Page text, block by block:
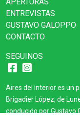
ENTREVISTAS
GUSTAVO GALOPPO
CONTACTO
SEGUINOS
Aires del Interior es un
Brigadier López, de
conducido por Gustavo